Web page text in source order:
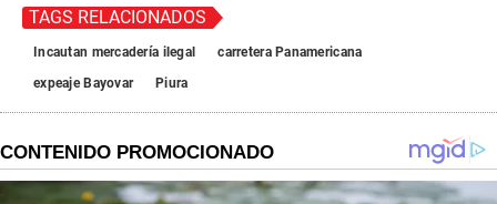
TAGS RELACIONADOS
Incautan mercadería ilegal
carretera Panamericana
expeaje Bayovar
Piura